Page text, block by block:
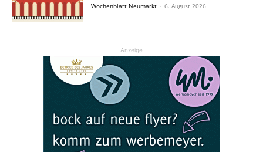
Wochenblatt Neumarkt - 6. August 2026
Anzeige